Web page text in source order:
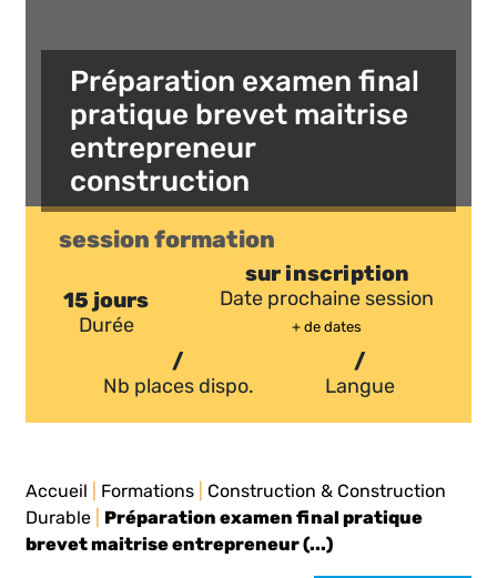
Préparation examen final
pratique brevet maitrise
entrepreneur
construction
session formation
15 jours
Durée
sur inscription
Date prochaine session
+ de dates
/
Nb places dispo.
/
Langue
Accueil Formations
Construction & Construction
Durable
Préparation examen final pratique
brevet maitrise entrepreneur (...)